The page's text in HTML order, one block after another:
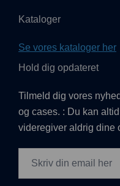
Kataloger
Se vores kataloger her
Hold dig opdateret
Tilmeld dig vores
og cases. : Du kan
videregiver aldrig dine